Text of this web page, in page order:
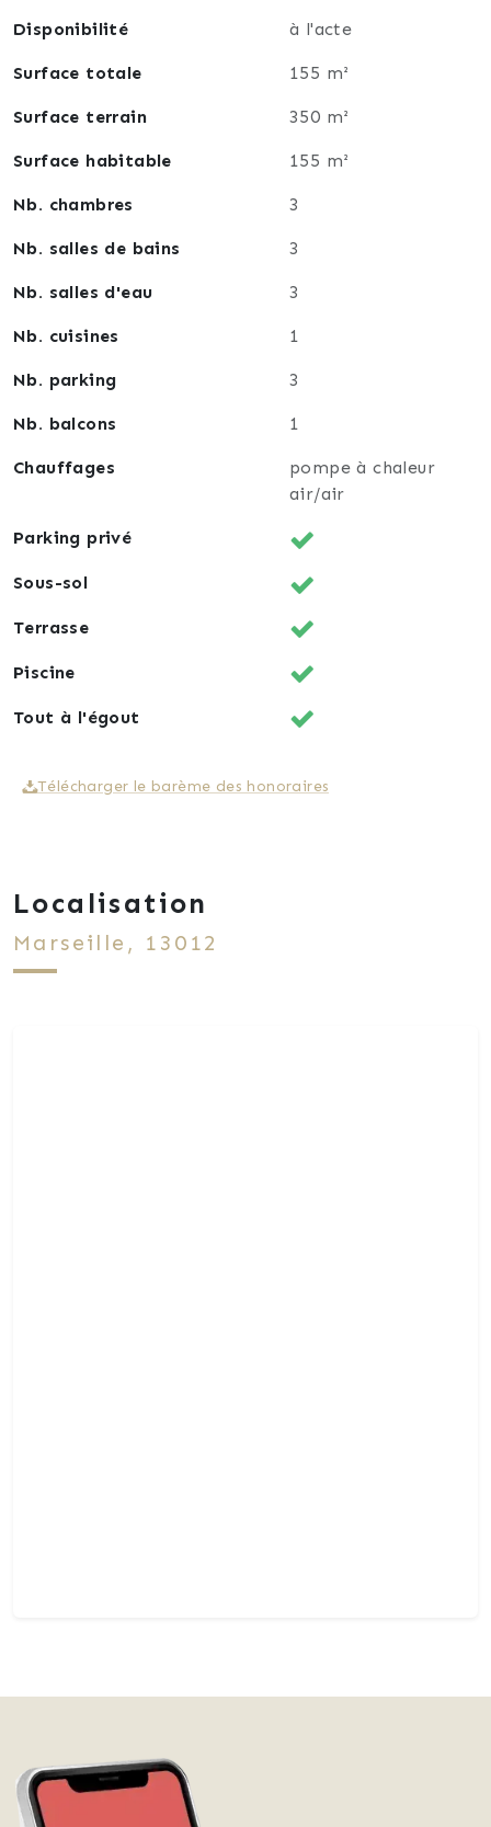
bénéficie d’une pompe à chaleur, avec chauffage et
Exposition parfaite et vue dégagé.
immédiate de toutes les commodités, commerces,
Disponibilité à l'acte
Surface totale 155 m²
Surface terrain 350 m²
Surface habitable 155 m²
Nb. chambres 3
Nb. salles de bains 3
Nb. salles d'eau 3
Nb. cuisines 1
Nb. parking 3
Nb. balcons 1
Chauffages
pompe à chaleur
air/air
Parking privé
Sous-sol
Terrasse
Piscine
Tout à l'égout
Télécharger le barème des honoraires
Localisation
Marseille, 13012